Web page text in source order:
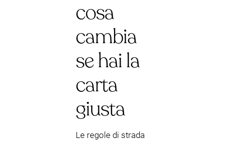
cosa
cambia
se hai la
carta
giusta
Le regole di strada